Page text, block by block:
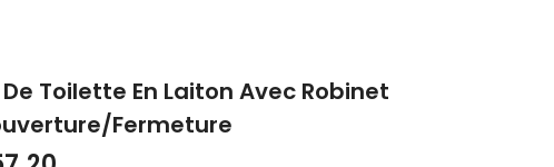
Toilette En Laiton Avec Robinet
fermeture